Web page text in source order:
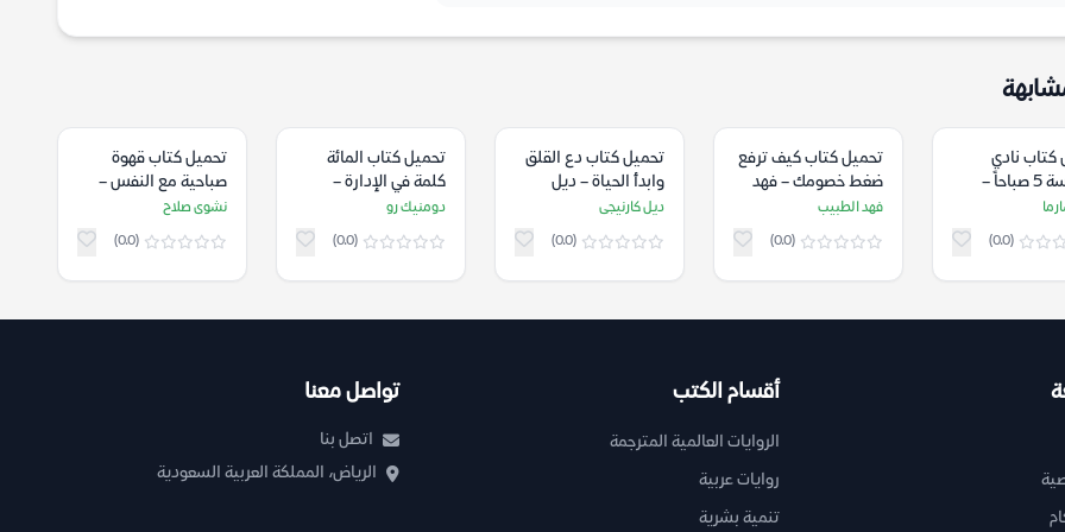
كتاب نادي
الخامسة 5 صباحاً –
(0.0)
تحميل كتاب كيف ترفع
ضغط خصومك – فهد
الطبيب
فهد الطبيب
(0.0)
تحميل كتاب دع القلق
وابدأ الحياة – ديل
كارنيجى
ديل كارنيجى
(0.0)
تحميل كتاب المائة
كلمة في الإدارة –
دومنيك رو
دومنيك رو
(0.0)
تحميل كتاب قهوة
صباحية مع النفس –
نشوى صلاح
نشوى صلاح
(0.0)
أقسام الكتب
الروايات العالمية المترجمة
روايات عربية
تنمية بشرية
تواصل معنا
اتصل بنا
الرياض، المملكة العربية السعودية